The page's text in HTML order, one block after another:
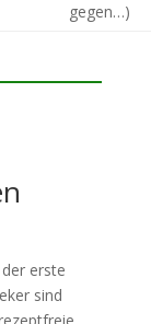
gegen…)
erste
sind